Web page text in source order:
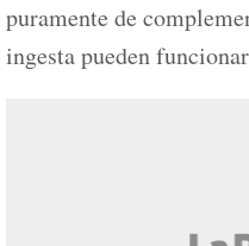
puramente de
ingesta pueden